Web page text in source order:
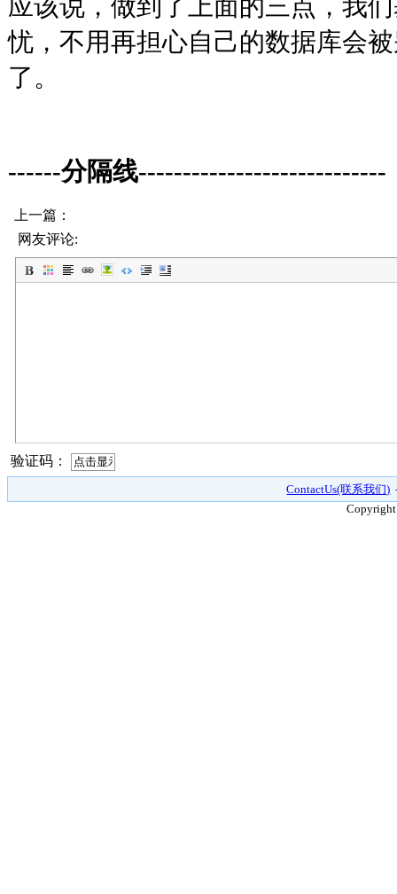
应该说，做到了上面的三点，我
忧，不用再担心自己的数据库会
了。
------分隔线----------------------------
上一篇：
网友评论:
验证码：
ContactUs(联系我们)